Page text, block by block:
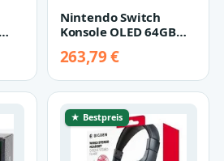
Nintendo Switch
Konsole OLED 64GB
263,79 €
★ Bestpreis